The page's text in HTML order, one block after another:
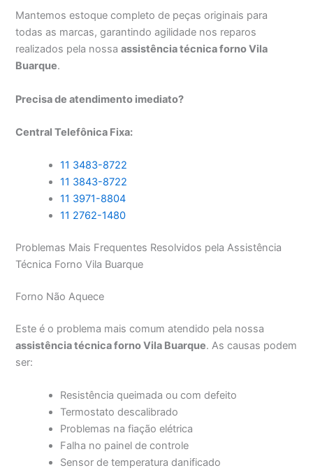
Mantemos estoque completo de peças originais para
todas as marcas, garantindo agilidade nos reparos
realizados pela nossaassistência técnica forno Vila
Buarque.
Precisa de atendimento imediato?
Central Telefônica Fixa:
11 3483-8722
11 3843-8722
11 3971-8804
11 2762-1480
Problemas Mais Frequentes Resolvidos pela Assistência
Técnica Forno Vila Buarque
Forno Não Aquece
Este é o problema mais comum atendido pela nossa
assistência técnica forno Vila Buarque. As causas podem
ser:
Resistência queimada ou com defeito
Termostato descalibrado
Problemas na fiação elétrica
Falha no painel de controle
Sensor de temperatura danificado